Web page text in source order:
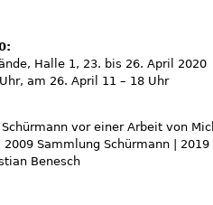
Halle 1, 23. bis 26. April 2020
am 26. April 11 – 18 Uhr